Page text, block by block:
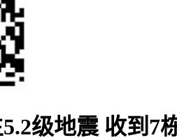
级地震 收到7